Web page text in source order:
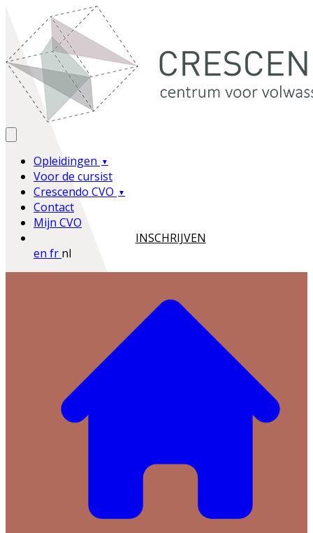
Opleidingen
Voor de cursist
Crescendo CVO
Contact
Mijn CVO
INSCHRIJVEN
en fr nl